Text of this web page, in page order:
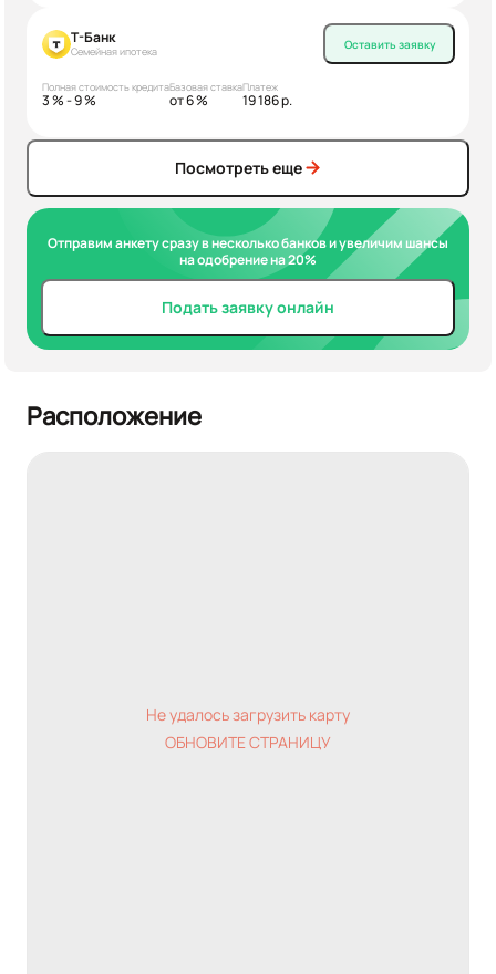
Т-Банк
Семейная ипотека
Полная стоимость кредита
3 % - 9 %
Базовая ставка
от 6 %
Платеж
19 186 р.
Оставить заявку
Посмотреть еще
Отправим анкету сразу в несколько банков и увеличим шансы
на одобрение на 20%
Подать заявку онлайн
Расположение
Не удалось загрузить карту
ОБНОВИТЕ СТРАНИЦУ